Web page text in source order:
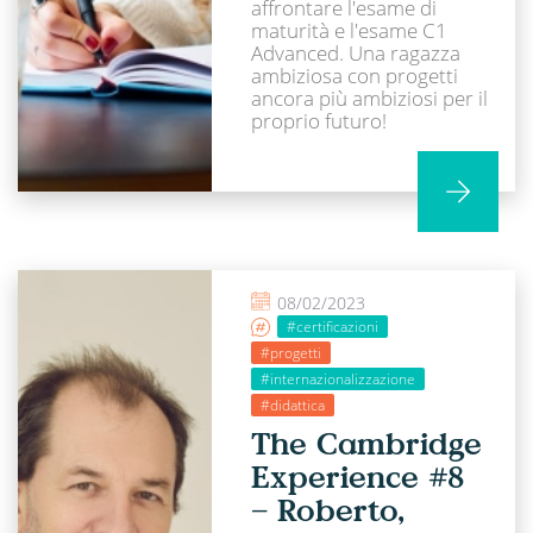
affrontare l'esame di
maturità e l'esame C1
Advanced. Una ragazza
ambiziosa con progetti
ancora più ambiziosi per il
proprio futuro!
08/02/2023
#certificazioni
#progetti
#internazionalizzazione
#didattica
The Cambridge
Experience #8
– Roberto,